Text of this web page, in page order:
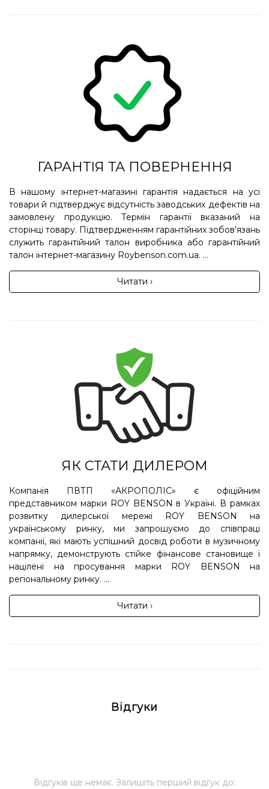
ГАРАНТІЯ ТА ПОВЕРНЕННЯ
В нашому інтернет-магазині гарантія надається на усі
товари й підтверджує відсутність заводських дефектів на
замовлену продукцію. Термін гарантії вказаний на
сторінці товару. Підтвердженням гарантійних зобов'язань
служить гарантійний талон виробника або гарантійний
талон інтернет-магазину Roybenson.com.ua. ...
Читати ›
ЯК СТАТИ ДИЛЕРОМ
Компанія ПВТП «АКРОПОЛІС» є офіційним
представником марки ROY BENSON в Україні. В рамках
розвитку дилерської мережі ROY BENSON на
українському ринку, ми запрошуємо до співпраці
компанії, які мають успішний досвід роботи в музичному
напрямку, демонструють стійке фінансове становище і
націлені на просування марки ROY BENSON на
регіональному ринку. ...
Читати ›
Відгуки
Відгуків ще немає. Залишіть перший відгук до: